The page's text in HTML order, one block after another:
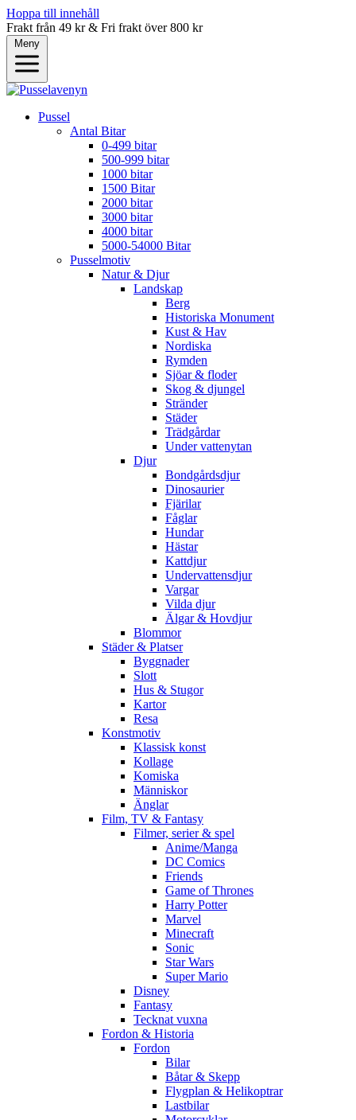
Hoppa till innehåll
Frakt från 49 kr & Fri frakt över 800 kr
Meny
Pussel
Antal Bitar
0-499 bitar
500-999 bitar
1000 bitar
1500 Bitar
2000 bitar
3000 bitar
4000 bitar
5000-54000 Bitar
Pusselmotiv
Natur & Djur
Landskap
Berg
Historiska Monument
Kust & Hav
Nordiska
Rymden
Sjöar & floder
Skog & djungel
Stränder
Städer
Trädgårdar
Under vattenytan
Djur
Bondgårdsdjur
Dinosaurier
Fjärilar
Fåglar
Hundar
Hästar
Kattdjur
Undervattensdjur
Vargar
Vilda djur
Älgar & Hovdjur
Blommor
Städer & Platser
Byggnader
Slott
Hus & Stugor
Kartor
Resa
Konstmotiv
Klassisk konst
Kollage
Komiska
Människor
Änglar
Film, TV & Fantasy
Filmer, serier & spel
Anime/Manga
DC Comics
Friends
Game of Thrones
Harry Potter
Marvel
Minecraft
Sonic
Star Wars
Super Mario
Disney
Fantasy
Tecknat vuxna
Fordon & Historia
Fordon
Bilar
Båtar & Skepp
Flygplan & Helikoptrar
Lastbilar